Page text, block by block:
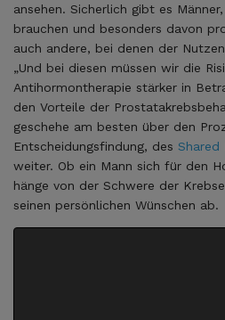
ansehen. Sicherlich gibt es
brauchen und besonders davon
auch andere, bei denen der
„Und bei diesen müssen wir die
Antihormontherapie stärker in
den Vorteile der
geschehe am besten über den
Entscheidungsfindung, des Shared
weiter. Ob ein Mann sich für den
hänge von der Schwere der
seinen persönlichen Wünschen ab.